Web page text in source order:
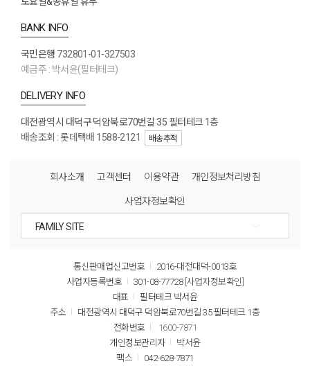
BANK INFO
국민은행 732801-01-327503
예금주 : 박서윤(필터테크)
DELIVERY INFO
대전광역시 대덕구 덕암북로70번길 35 필터테크 1층
배송조회 : 롯데택배 1588-2121
배송추적
회사소개 고객센터 이용약관 개인정보처리방침
사업자정보확인
통신판매업신고번호
2016-대전대덕-0013호
사업자등록번호
301-08-77728 [사업자정보확인]
대표
필터테크 박서윤
주소
대전광역시 대덕구 덕암북로70번길 35 필터테크 1층
전화번호
1600-7871
개인정보관리자
박서윤
팩스
042-628-7871